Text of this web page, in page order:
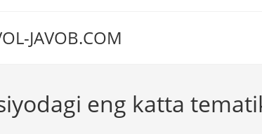
JAVOB.COM
eng katta